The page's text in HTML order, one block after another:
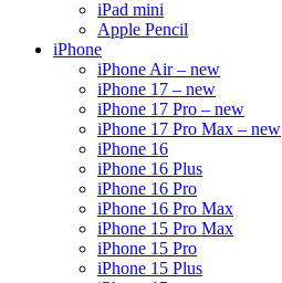
iPad mini
Apple Pencil
iPhone
iPhone Air – new
iPhone 17 – new
iPhone 17 Pro – new
iPhone 17 Pro Max – new
iPhone 16
iPhone 16 Plus
iPhone 16 Pro
iPhone 16 Pro Max
iPhone 15 Pro Max
iPhone 15 Pro
iPhone 15 Plus